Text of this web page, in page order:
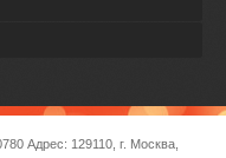
Адрес: 129110, г. Москва,